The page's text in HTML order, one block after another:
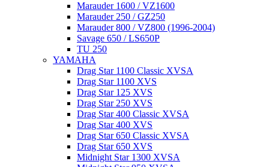
Marauder 1600 / VZ1600
Marauder 250 / GZ250
Marauder 800 / VZ800 (1996-2004)
Savage 650 / LS650P
TU 250
YAMAHA
Drag Star 1100 Classic XVSA
Drag Star 1100 XVS
Drag Star 125 XVS
Drag Star 250 XVS
Drag Star 400 Classic XVSA
Drag Star 400 XVS
Drag Star 650 Classic XVSA
Drag Star 650 XVS
Midnight Star 1300 XVSA